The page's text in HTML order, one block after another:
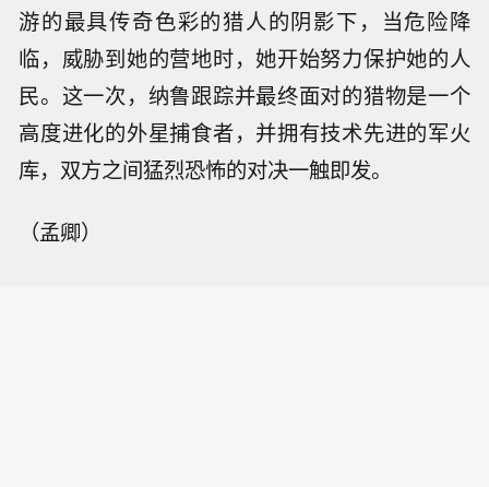
游的最具传奇色彩的猎人的阴影下，当危险降
临，威胁到她的营地时，她开始努力保护她的人
民。这一次，纳鲁跟踪并最终面对的猎物是一个
高度进化的外星捕食者，并拥有技术先进的军火
库，双方之间猛烈恐怖的对决一触即发。
（孟卿）